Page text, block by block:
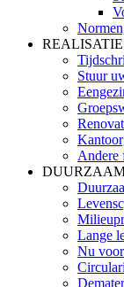
Stuur
Andere
Lange
Nu